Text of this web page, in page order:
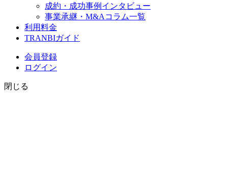
成約・成功事例インタビュー
事業承継・M&Aコラム一覧
利用料金
TRANBIガイド
会員登録
ログイン
閉じる